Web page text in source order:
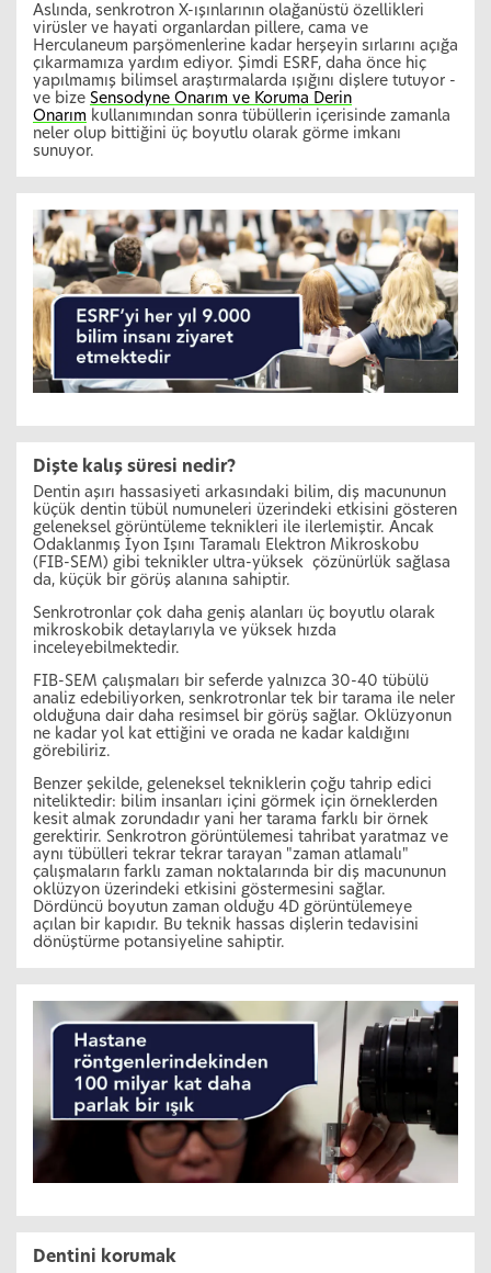
Aslında, senkrotron X-ışınlarının olağanüstü özellikleri
virüsler ve hayati organlardan pillere, cama ve
Herculaneum parşömenlerine kadar herşeyin sırlarını açığa
çıkarmamıza yardım ediyor. Şimdi ESRF, daha önce hiç
yapılmamış bilimsel araştırmalarda ışığını dişlere tutuyor -
ve bize Sensodyne Onarım ve Koruma Derin
Onarım kullanımından sonra tübüllerin içerisinde zamanla
neler olup bittiğini üç boyutlu olarak görme imkanı
sunuyor.
Dişte kalış süresi nedir?
Dentin aşırı hassasiyeti arkasındaki bilim, diş macununun
küçük dentin tübül numuneleri üzerindeki etkisini gösteren
geleneksel görüntüleme teknikleri ile ilerlemiştir. Ancak
Odaklanmış İyon Işını Taramalı Elektron Mikroskobu
(FIB-SEM) gibi teknikler ultra-yüksek çözünürlük sağlasa
da, küçük bir görüş alanına sahiptir.
Senkrotronlar çok daha geniş alanları üç boyutlu olarak
mikroskobik detaylarıyla ve yüksek hızda
inceleyebilmektedir.
FIB-SEM çalışmaları bir seferde yalnızca 30-40 tübülü
analiz edebiliyorken, senkrotronlar tek bir tarama ile neler
olduğuna dair daha resimsel bir görüş sağlar. Oklüzyonun
ne kadar yol kat ettiğini ve orada ne kadar kaldığını
görebiliriz.
Benzer şekilde, geleneksel tekniklerin çoğu tahrip edici
niteliktedir: bilim insanları içini görmek için örneklerden
kesit almak zorundadır yani her tarama farklı bir örnek
gerektirir. Senkrotron görüntülemesi tahribat yaratmaz ve
aynı tübülleri tekrar tekrar tarayan "zaman atlamalı"
çalışmaların farklı zaman noktalarında bir diş macununun
oklüzyon üzerindeki etkisini göstermesini sağlar.
Dördüncü boyutun zaman olduğu 4D görüntülemeye
açılan bir kapıdır. Bu teknik hassas dişlerin tedavisini
dönüştürme potansiyeline sahiptir.
Dentini korumak